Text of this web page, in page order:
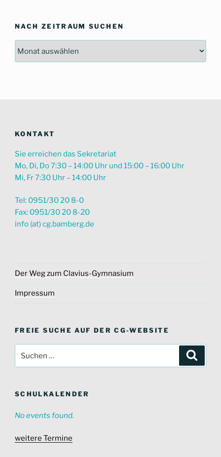
NACH ZEITRAUM SUCHEN
Zeitraum
KONTAKT
Sie erreichen das Sekretariat
Mo, Di, Do 7:30 – 14:00 Uhr und 15:00 – 16:00 Uhr
Mi, Fr 7:30 Uhr – 14:00 Uhr
Tel: 0951/30 20 8-0
Fax: 0951/30 20 8-20
info (at) cg.bamberg.de
Der Weg zum Clavius-Gymnasium
Impressum
FREIE SUCHE AUF DER CG-WEBSITE
nach:
SCHULKALENDER
No events found.
weitere Termine